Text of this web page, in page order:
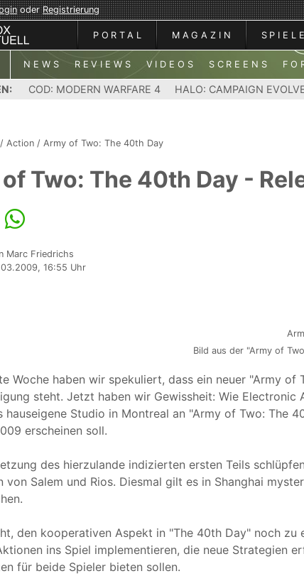
oderRegistrierung
PORTAL MAGAZIN SPIELE
NEWS REVIEWS VIDEOS SCREENS
COD: MODERN WARFARE 4 HALO: CAMPAIGN
/ Action / Army of Two: The 40th Day
Two: The 40th Day -
Marc Friedrichs
16:55 Uhr
Bild aus der "Army of
Woche haben wir spekuliert, dass ein neuer "Army of
steht. Jetzt haben wir Gewissheit: Wie Electronic
hauseigene Studio in Montreal an "Army of Two: The
erscheinen soll.
des hierzulande indizierten ersten Teils
von Salem und Rios. Diesmal gilt es in Shanghai
den kooperativen Aspekt in "The 40th Day" noch zu
ins Spiel implementieren, die neue Strategien
für beide Spieler bieten sollen.